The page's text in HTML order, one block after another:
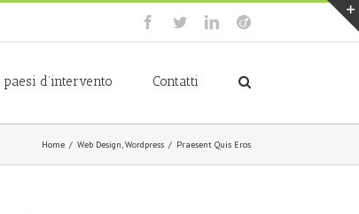
Facebook
TwitterLinkedIn
Viadeo
d’intervento Contatti
Home / Web Design,Wordpress / Praesent Quis Eros